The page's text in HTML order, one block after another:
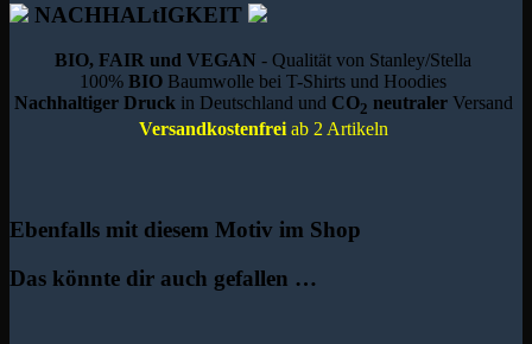
NACHHALtIGKEIT
BIO, FAIR und VEGAN - Qualität von Stanley/Stella
100%BIO Baumwolle bei T-Shirts und Hoodies
Nachhaltiger Druck in Deutschland und CO2 neutraler Versand
Versandkostenfreiab 2 Artikeln
Ebenfalls mit diesem Motiv im Shop
Das könnte dir auch gefallen …